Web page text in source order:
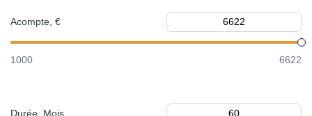
Acompte, €
1000 6622
Durée, Mois